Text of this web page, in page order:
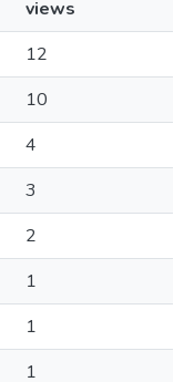
views
12
10
4
3
2
1
1
1